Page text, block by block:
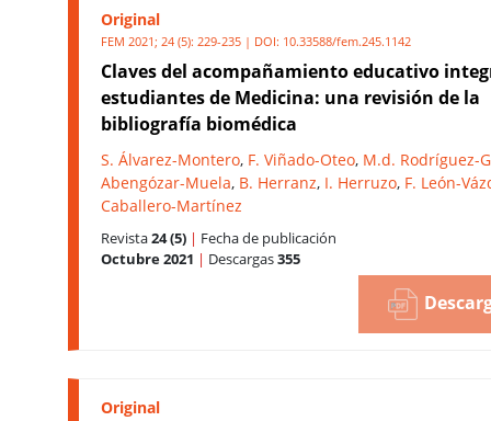
Original
FEM 2021; 24 (5): 229-235 | DOI: 10.33588/fem.245.1142
Claves del acompañamiento educativo
estudiantes de Medicina: una revisión de la
bibliografía biomédica
S. Álvarez-Montero, F. Viñado-Oteo, M.d. Rodríguez-
Abengózar-Muela, B. Herranz, I. Herruzo, F. León-
Caballero-Martínez
Revista24 (5) | Fecha de publicación
Octubre 2021 | Descargas355
Original